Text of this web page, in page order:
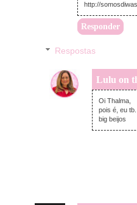
http://
Responder
Respostas
Lulu on
Oi Thalma,
pois é, eu tb.
big beijos